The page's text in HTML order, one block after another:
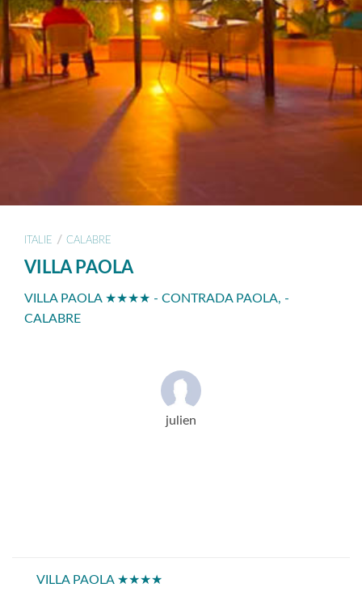
ITALIE / CALABRE
VILLA PAOLA
VILLA PAOLA ★★★★ - CONTRADA PAOLA, -
CALABRE
julien
VILLA PAOLA ★★★★